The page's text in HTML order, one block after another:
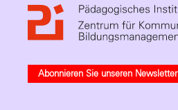
Abonnieren Sie unseren Newsletter